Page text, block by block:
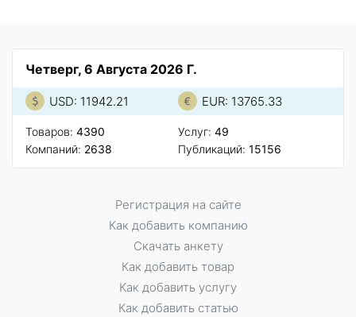
Четверг, 6 Августа 2026 Г.
USD: 11942.21 EUR: 13765.33
Товаров: 4390
Компаний: 2638
Услуг: 49
Публикаций: 15156
Регистрация на сайте
Как добавить компанию
Скачать анкету
Как добавить товар
Как добавить услугу
Как добавить статью